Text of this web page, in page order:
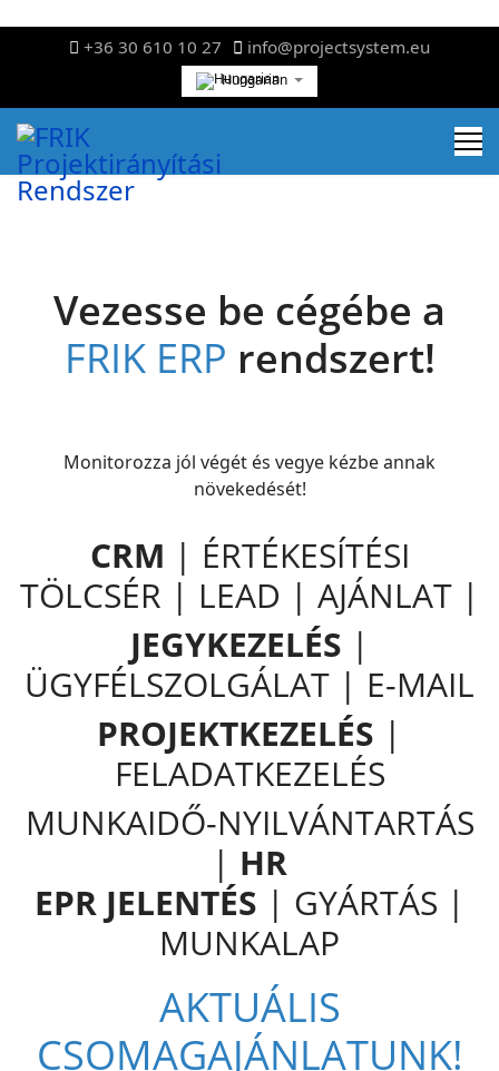
+36 30 610 10 27 info@projectsystem.eu
Hungarian
Vezesse be cégébe a
FRIK ERP rendszert!
Monitorozza jól végét és vegye kézbe annak
növekedését!
CRM | ÉRTÉKESÍTÉSI
TÖLCSÉR | LEAD | AJÁNLAT |
JEGYKEZELÉS |
ÜGYFÉLSZOLGÁLAT | E-MAIL
PROJEKTKEZELÉS |
FELADATKEZELÉS
MUNKAIDŐ-NYILVÁNTARTÁS
| HR
EPR JELENTÉS | GYÁRTÁS |
MUNKALAP
AKTUÁLIS
CSOMAGAJÁNLATUNK!